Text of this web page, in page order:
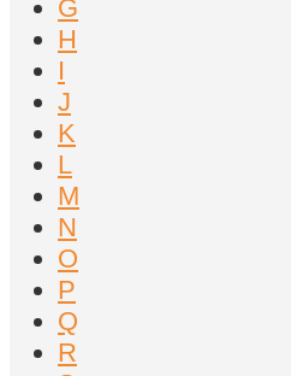
G
H
I
J
K
L
M
N
O
P
Q
R